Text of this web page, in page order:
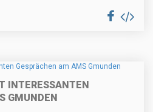
INTERESSANTEN
GMUNDEN